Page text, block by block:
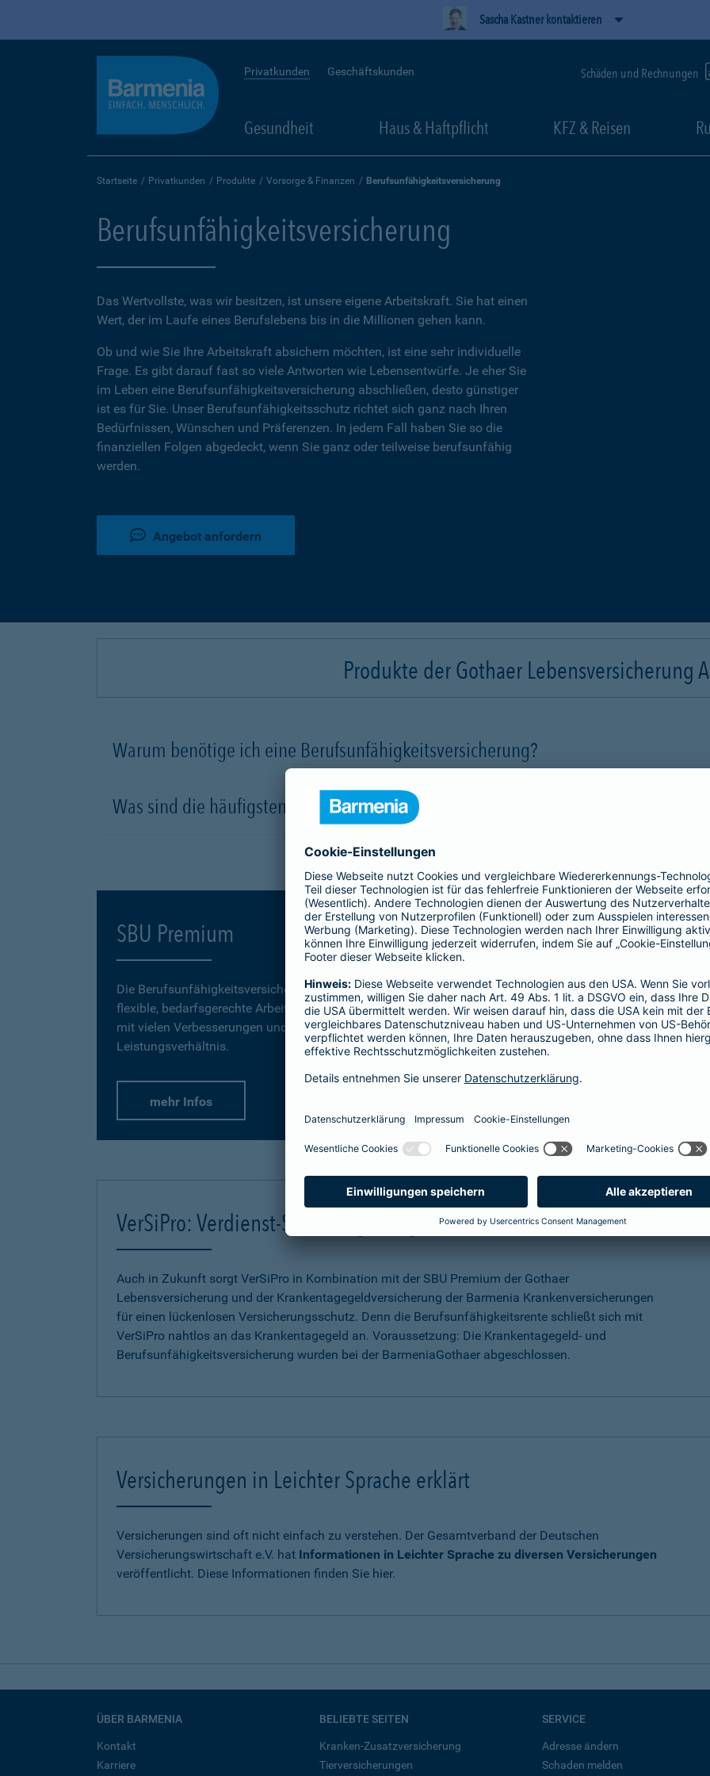
Sascha Kastner kontaktieren
Privatkunden Geschäftskunden Schäden und Rechnungen
Gesundheit Haus & Haftpflicht KFZ & Reisen
Startseite Privatkunden Produkte Vorsorge & Finanzen Berufsunfähigkeitsversicherung
Berufsunfähigkeitsversicherung
Das Wertvollste, was wir besitzen, ist unsere eigene Arbeitskraft. Sie hat einen
Wert, der im Laufe eines Berufslebens bis in die Millionen gehen kann.
Ob und wie Sie Ihre Arbeitskraft absichern möchten, ist eine sehr individuelle
Frage. Es gibt darauf fast so viele Antworten wie Lebensentwürfe. Je eher Sie
im Leben eine Berufsunfähigkeitsversicherung abschließen, desto günstiger
ist es für Sie. Unser Berufsunfähigkeitsschutz richtet sich ganz nach Ihren
Bedürfnissen, Wünschen und Präferenzen. In jedem Fall haben Sie so die
finanziellen Folgen abgedeckt, wenn Sie ganz oder teilweise berufsunfähig
werden.
Angebot anfordern
Produkte der Gothaer Lebensversicherung
Warum benötige ich eine Berufsunfähigkeitsversicherung?
Was sind die häufigsten Ursachen für eine Berufsunfähigkeit?
SBU Premium
Die BerufsunfähigkeitsversicherungSBU Premiumbietet eine
flexible, bedarfsgerechte Arbeitskraftabsicherung fürs Leben. Jetzt
mit vielen Verbesserungen und einem erstklassigen Preis-
Leistungsverhältnis.
mehr Infos
SBU Invest
Die
Kund*innen finanzielle
der Kapitalmärkte zu
VerSiPro: Verdienst-Sicherungs-Programm
Auch in Zukunft sorgt VerSiPro in Kombination mit der SBU Premium der Gothaer
Lebensversicherung und der Krankentagegeldversicherung der Barmenia Krankenversicherungen
für einen lückenlosen Versicherungsschutz. Denn die Berufsunfähigkeitsrente schließt sich mit
VerSiPro nahtlos an das Krankentagegeld an. Voraussetzung: Die Krankentagegeld- und
Berufsunfähigkeitsversicherung wurden bei der BarmeniaGothaer abgeschlossen.
Versicherungen in Leichter Sprache erklärt
Versicherungen sind oft nicht einfach zu verstehen. Der Gesamtverband der Deutschen
Versicherungswirtschaft e.V. hat Informationen in Leichter Sprache zu diversen Versicherungen
veröffentlicht. Diese Informationen finden Sie hier.
ÜBER BARMENIA
Kontakt
Karriere
BELIEBTE SEITEN
Kranken-Zusatzversicherung
Tierversicherungen
SERVICE
Adresse ändern
Schaden melden